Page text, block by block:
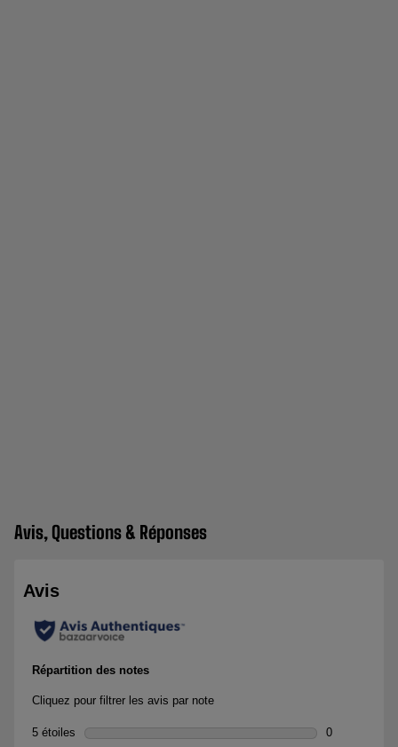
Avis, Questions & Réponses